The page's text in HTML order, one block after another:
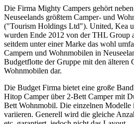
Die Firma Mighty Campers gehört
Neuseelands größtem Camper- und
("Tourism Holdings Ltd"). United, Kea
wurden Ende 2012 von der THL Group
seitdem unter einer Marke das wohl
Campern und Wohnmobilen in
Budgetflotte der Gruppe mit den älteren
Wohnmobilen dar.
Die Budget Firma bietet eine große
Hitop Camper über 2-Bett Camper mit
Bett Wohnmobil. Die einzelnen Modelle
variieren. Generell wird die gleiche